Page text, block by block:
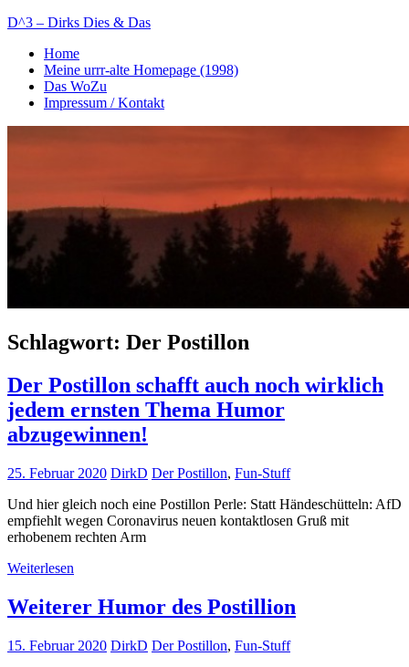
Zum
springen
D^3 – Dirks Dies & Das
Mein
Notizblog
Home
Meine urrr-alte Homepage (1998)
Das WoZu
Impressum / Kontakt
Schlagwort: Der Postillon
Der Postillon schafft auch noch wirklich
jedem ernsten Thema Humor
abzugewinnen!
25. Februar 2020 DirkD Der Postillon, Fun-Stuff
Und hier gleich noch eine Postillon Perle: Statt Händeschütteln: AfD
empfiehlt wegen Coronavirus neuen kontaktlosen Gruß mit
erhobenem rechten Arm
Weiterlesen
Weiterer Humor des Postillion
15. Februar 2020 DirkD Der Postillon, Fun-Stuff